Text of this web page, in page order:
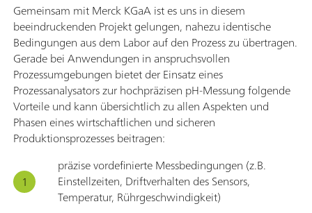
Gemeinsam mit Merck KGaA ist es uns in diesem
beeindruckenden Projekt gelungen, nahezu identische
Bedingungen aus dem Labor auf den Prozess zu übertragen.
Gerade bei Anwendungen in anspruchsvollen
Prozessumgebungen bietet der Einsatz eines
Prozessanalysators zur hochpräzisen pH-Messung folgende
Vorteile und kann übersichtlich zu allen Aspekten und
Phasen eines wirtschaftlichen und sicheren
Produktionsprozesses beitragen:
präzise vordefinierte Messbedingungen (z.B.
Einstellzeiten, Driftverhalten des Sensors,
Temperatur, Rührgeschwindigkeit)